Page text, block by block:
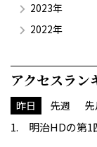
2023年
2022年
アクセスラン
昨日 先週 先
明治HDの第1